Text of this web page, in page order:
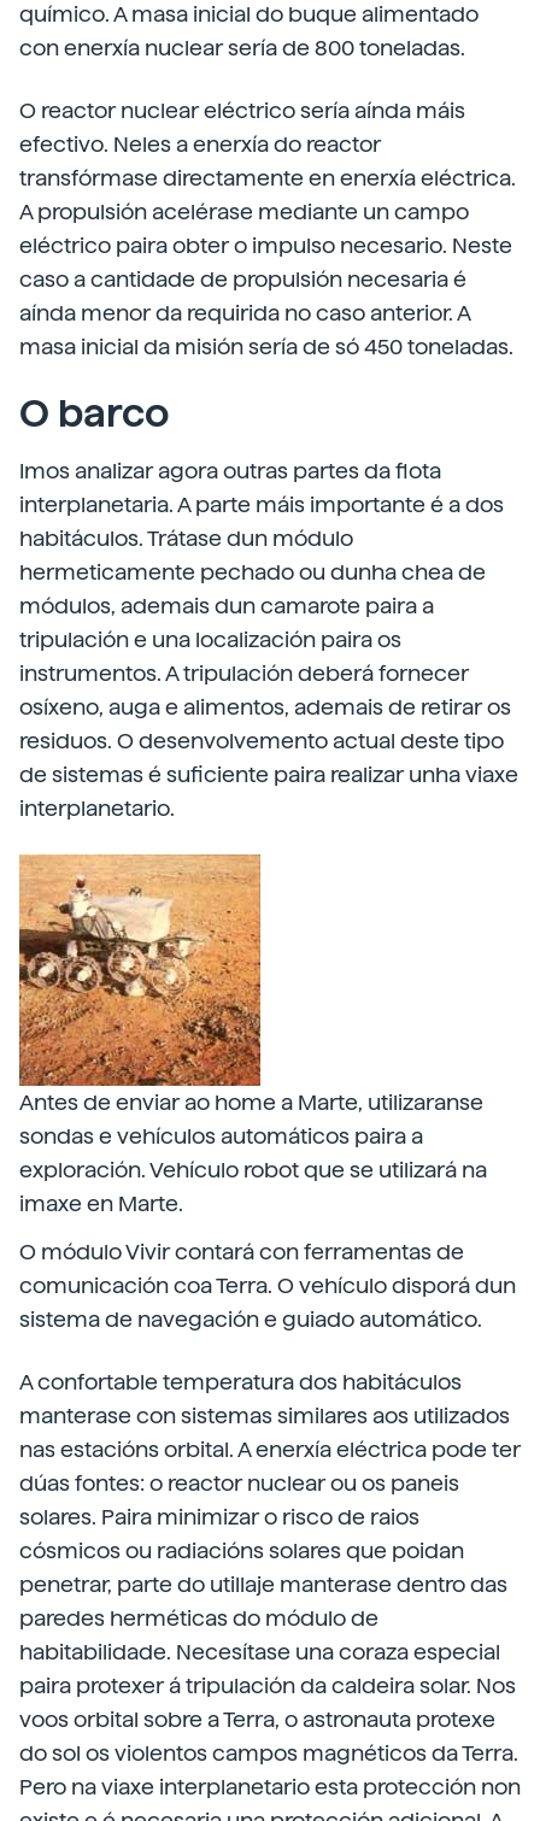
químico. A masa inicial do buque alimentado
con enerxía nuclear sería de 800 toneladas.
O reactor nuclear eléctrico sería aínda máis
efectivo. Neles a enerxía do reactor
transfórmase directamente en enerxía eléctrica.
A propulsión acelérase mediante un campo
eléctrico paira obter o impulso necesario. Neste
caso a cantidade de propulsión necesaria é
aínda menor da requirida no caso anterior. A
masa inicial da misión sería de só 450 toneladas.
O barco
Imos analizar agora outras partes da flota
interplanetaria. A parte máis importante é a dos
habitáculos. Trátase dun módulo
hermeticamente pechado ou dunha chea de
módulos, ademais dun camarote paira a
tripulación e una localización paira os
instrumentos. A tripulación deberá fornecer
osíxeno, auga e alimentos, ademais de retirar os
residuos. O desenvolvemento actual deste tipo
de sistemas é suficiente paira realizar unha viaxe
interplanetario.
Antes de enviar ao home a Marte, utilizaranse
sondas e vehículos automáticos paira a
exploración. Vehículo robot que se utilizará na
imaxe en Marte.
O módulo Vivir contará con ferramentas de
comunicación coa Terra. O vehículo disporá dun
sistema de navegación e guiado automático.
A confortable temperatura dos habitáculos
manterase con sistemas similares aos utilizados
nas estacións orbital. A enerxía eléctrica pode ter
dúas fontes: o reactor nuclear ou os paneis
solares. Paira minimizar o risco de raios
cósmicos ou radiacións solares que poidan
penetrar, parte do utillaje manterase dentro das
paredes herméticas do módulo de
habitabilidade. Necesítase una coraza especial
paira protexer á tripulación da caldeira solar. Nos
voos orbital sobre a Terra, o astronauta protexe
do sol os violentos campos magnéticos da Terra.
Pero na viaxe interplanetario esta protección non